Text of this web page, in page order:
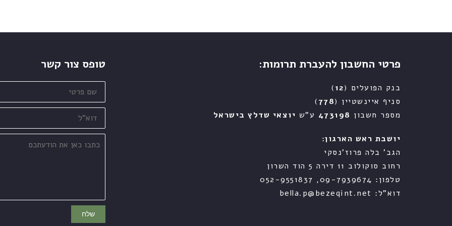
פרטי החשבון להעברת תרומות:
בנק הפועלים (12
)
סניף איינשטיין (778
)
מספר חשבון 473198 ע"ש יוצאי שדלץ בישראל
יושבת ראש הארגון:
הגב' בלה פרוז'נסקי
רחוב סוקולוב 11 דירה 5 הוד השרון
טלפון: 09-7939674, 052-9551837
דוא"ל: bella.p@bezeqint.net
טופס צור קשר
שם
פרטי
דוא"ל
כתבו
כאן
שלח